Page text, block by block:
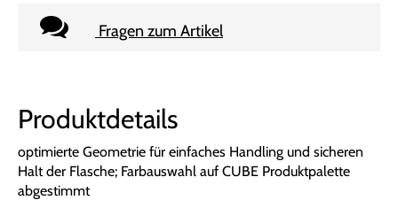
Fragen zum Artikel
Produktdetails
optimierte Geometrie für einfaches Handling und sicheren
Halt der Flasche; Farbauswahl auf CUBE Produktpalette
abgestimmt